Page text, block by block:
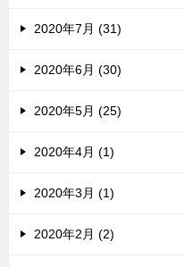
2020年7月 (31)
2020年6月 (30)
2020年5月 (25)
2020年4月 (1)
2020年3月 (1)
2020年2月 (2)